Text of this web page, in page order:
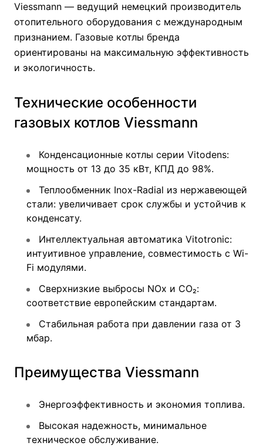
Viessmann — ведущий немецкий производитель
отопительного оборудования с международным
признанием. Газовые котлы бренда
ориентированы на максимальную эффективность
и экологичность.
Технические особенности
газовых котлов Viessmann
Конденсационные котлы серии Vitodens:
мощность от 13 до 35 кВт, КПД до 98%.
Теплообменник Inox-Radial из нержавеющей
стали: увеличивает срок службы и устойчив к
конденсату.
Интеллектуальная автоматика Vitotronic:
интуитивное управление, совместимость с Wi-
Fi модулями.
Сверхнизкие выбросы NOx и CO₂:
соответствие европейским стандартам.
Стабильная работа при давлении газа от 3
мбар.
Преимущества Viessmann
Энергоэффективность и экономия топлива.
Высокая надежность, минимальное
техническое обслуживание.